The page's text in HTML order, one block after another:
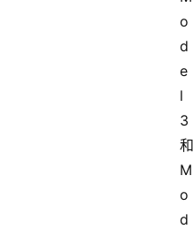
o
d
e
l
3
和
M
o
d